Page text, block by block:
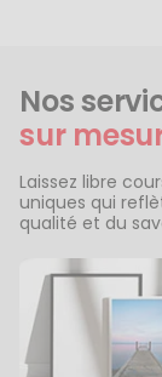
Nos
sur
Laissez libre
uniques qui
qualité et du